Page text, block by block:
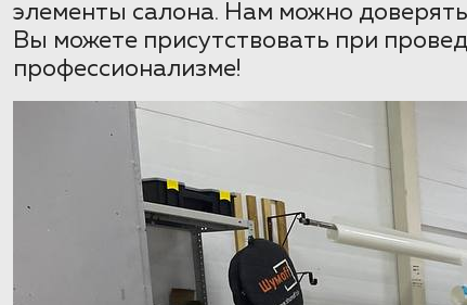
элементы салона. Нам можно
Вы можете присутствовать при
профессионализме!